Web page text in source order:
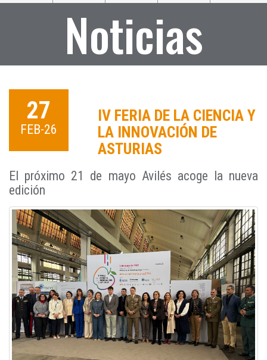
Noticias
27
FEB-26
IV FERIA DE LA CIENCIA Y
LA INNOVACIÓN DE
ASTURIAS
El próximo 21 de mayo Avilés acoge la nueva
edición